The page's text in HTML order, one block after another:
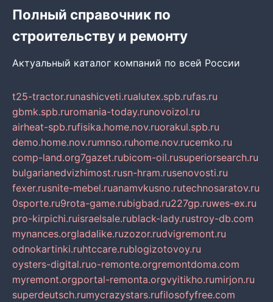
Полный справочник по
строительству и ремонту
Актуальный каталог компаний по всей России
t25-tractor.runashicveti.rualutex.spb.rufas.ru
gbmk.spb.ruromania-today.runovoizol.ru
airheat-spb.rufisika.home.nov.ruorakul.spb.ru
demo.home.nov.rumnso.ruhome.nov.rucemko.ru
comp-land.org7gazet.rubicom-oil.rusuperiorsearch.ru
bulgarianedvizhimost.rusn-hram.rusenovosti.ru
fexer.rusnite-mebel.ruanamvkusno.rutechnosaratov.ru
0sporte.ru9rota-game.rubigbad.ru227gp.ruwes-ex.ru
pro-kirpichi.ruisraelsale.rublack-lady.rustroy-db.com
mynances.orgladalike.ruzozor.rudvigremont.ru
odnokartinki.ruhtccare.rublogizotovoy.ru
oysters-digital.ruo-remonte.orgremontdoma.com
myremont.orgportal-remonta.orgvyitikho.rumirjon.ru
superdeutsch.rumycrazystars.rufilosofyfree.com